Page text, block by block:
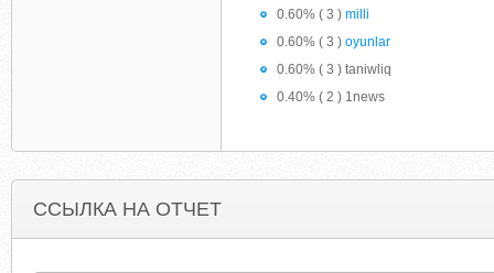
0.60% ( 3 ) milli
0.60% ( 3 ) oyunlar
0.60% ( 3 ) taniwliq
0.40% ( 2 ) 1news
ССЫЛКА НА ОТЧЕТ